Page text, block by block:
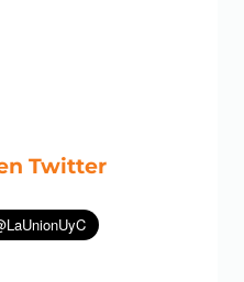
Twitter